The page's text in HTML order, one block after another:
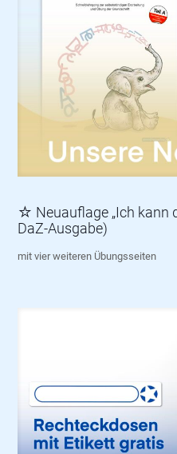
☆ Neuauflage „Ich kann
DaZ-Ausgabe)
mit vier weiteren Übungsseiten